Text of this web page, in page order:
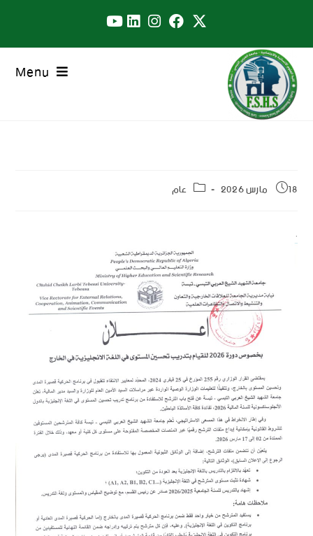
Menu
18 مارس 2026
عام
.